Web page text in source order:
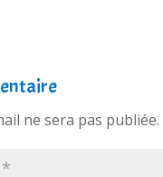
ne sera pas publiée.